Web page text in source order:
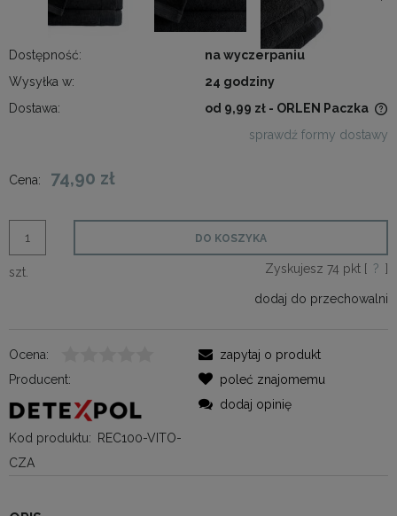
Dostępność:
na wyczerpaniu
Wysyłka w:
24 godziny
Dostawa:
od 9,99 zł - ORLEN Paczka
sprawdź formy dostawy
Cena: 74,90 zł
szt.
DO KOSZYKA
Zyskujesz 74 pkt [ ? ]
dodaj do przechowalni
Ocena:
Producent:
Kod produktu:
REC100-VITO-
CZA
zapytaj o produkt
poleć znajomemu
dodaj opinię